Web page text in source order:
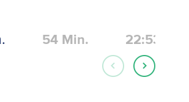
54 Min. 22:53